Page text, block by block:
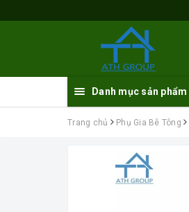
Danh mục sản phẩm
Trang chủ Phụ Gia Bê Tông